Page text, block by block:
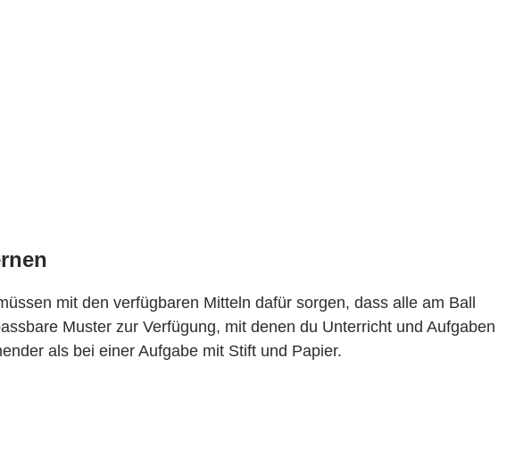
mit den verfügbaren Mitteln dafür sorgen, dass alle am Ball
Muster zur Verfügung, mit denen du Unterricht und Aufgaben
als bei einer Aufgabe mit Stift und Papier.